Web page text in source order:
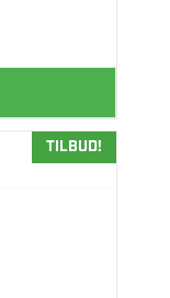
TILBUD!